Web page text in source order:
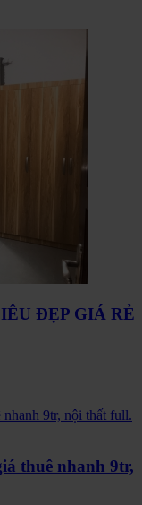
ĐẸP GIÁ RẺ
thuê nhanh 9tr,